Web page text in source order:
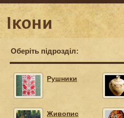
Ікони
Оберіть підрозділ:
Рушники
Живопис